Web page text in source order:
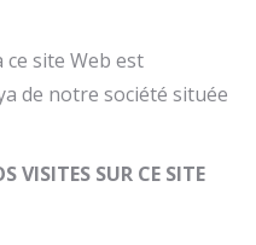
ce site Web est
de notre société située
VISITES SUR CE SITE